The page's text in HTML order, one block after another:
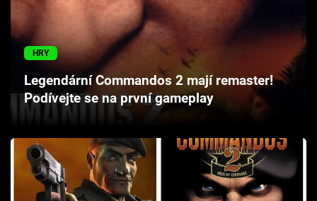
Hry
Cool Esport
Pořady
TV Program
Sledujte prima+
Přihlášení
HRY
Legendární Commandos 2 mají remaster!
Podívejte se na první gameplay